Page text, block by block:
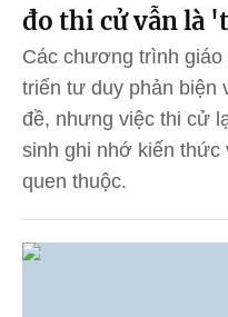
đo thi cử vẫn là
Các chương trình
triển tư duy phản biện
đề, nhưng việc thi cử
sinh ghi nhớ kiến thức
quen thuộc.